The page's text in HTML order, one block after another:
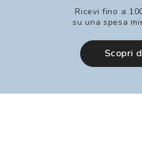
Ricevi fino a
su una spesa
Scopri